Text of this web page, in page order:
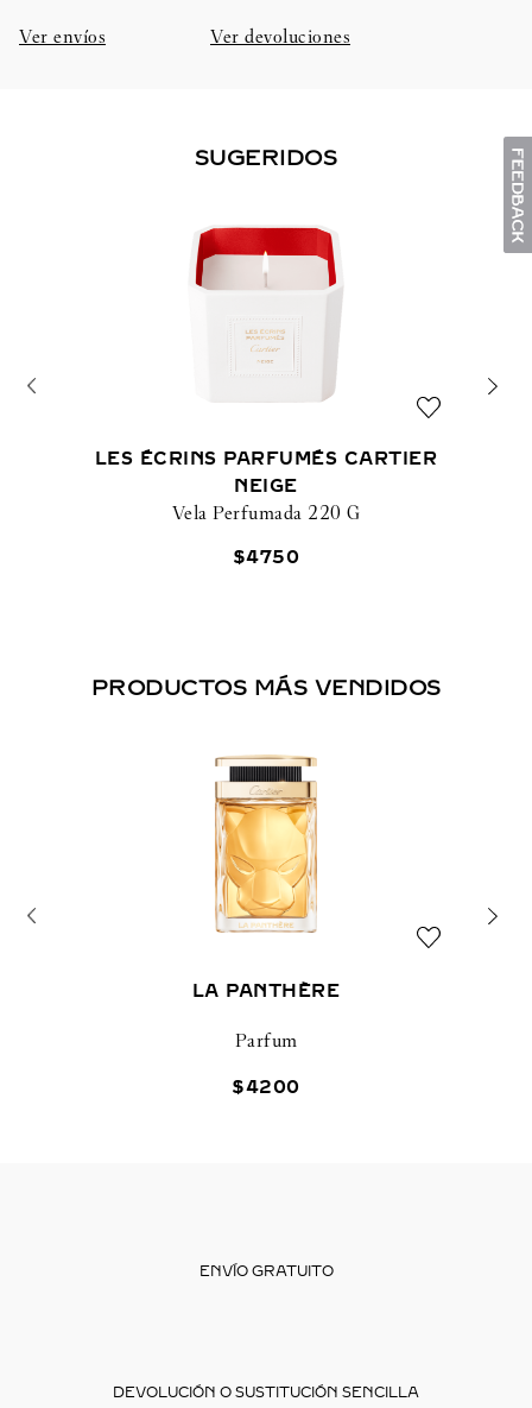
Ver envíos Ver devoluciones
SUGERIDOS
LES ÉCRINS PARFUMÉS CARTIER
NEIGE
Vela Perfumada 220 G
$4750
PRODUCTOS MÁS VENDIDOS
LA PANTHÈRE
Parfum
$4200
ENVÍO GRATUITO
DEVOLUCIÓN O SUSTITUCIÓN SENCILLA